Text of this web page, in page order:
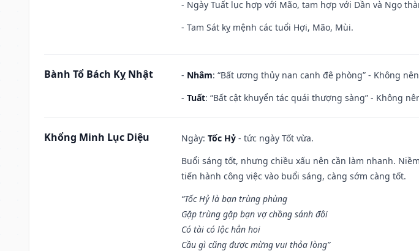
- Ngày Tuất lục hợp với Mão, tam hợp với Dần và Ngọ
- Tam Sát kỵ mệnh các tuổi Hợi, Mão, Mùi.
Bành Tổ Bách Kỵ Nhật - Nhâm: “Bất ương thủy nan canh đê phòng” - Không
- Tuất: “Bất cật khuyển tác quái thượng sàng” - Không
Khổng Minh Lục Diệu Ngày: Tốc Hỷ - tức ngày Tốt vừa.
Buổi sáng tốt, nhưng chiều xấu nên cần làm nhanh.
tiến hành công việc vào buổi sáng, càng sớm càng tốt.
“Tốc Hỷ là bạn trùng phùng
Gặp trùng gặp bạn vợ chồng sánh đôi
Có tài có lộc hẳn hoi
Cầu gì cũng được mừng vui thỏa lòng”